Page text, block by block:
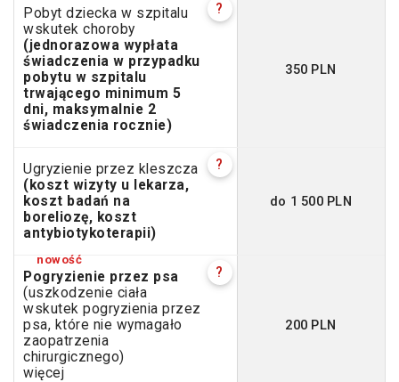
Pobyt dziecka w szpitalu
wskutek choroby
(jednorazowa wypłata
świadczenia w przypadku
pobytu w szpitalu
trwającego minimum 5
dni, maksymalnie 2
świadczenia rocznie)
?
350 PLN
Ugryzienie przez kleszcza
(koszt wizyty u lekarza,
koszt badań na
boreliozę, koszt
antybiotykoterapii)
?
do 1 500 PLN
Pogryzienie przez psa
(uszkodzenie ciała
wskutek pogryzienia przez
psa, które nie wymagało
zaopatrzenia
chirurgicznego)
więcej
?
200 PLN